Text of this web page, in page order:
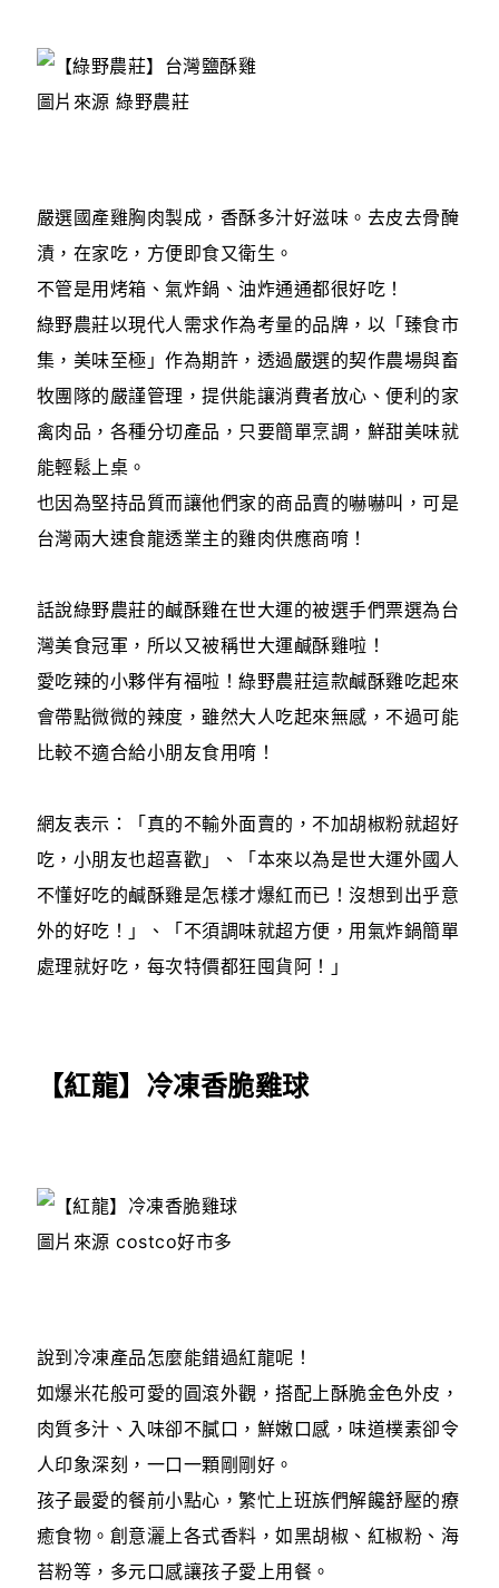
圖片來源 綠野農莊
嚴選國產雞胸肉製成，香酥多汁好滋味。去皮去骨醃
漬，在家吃，方便即食又衛生。
不管是用烤箱、氣炸鍋、油炸通通都很好吃！
綠野農莊以現代人需求作為考量的品牌，以「臻食市
集，美味至極」作為期許，透過嚴選的契作農場與畜
牧團隊的嚴謹管理，提供能讓消費者放心、便利的家
禽肉品，各種分切產品，只要簡單烹調，鮮甜美味就
能輕鬆上桌。
也因為堅持品質而讓他們家的商品賣的嚇嚇叫，可是
台灣兩大速食龍透業主的雞肉供應商唷！
話說綠野農莊的鹹酥雞在世大運的被選手們票選為台
灣美食冠軍，所以又被稱世大運鹹酥雞啦！
愛吃辣的小夥伴有福啦！綠野農莊這款鹹酥雞吃起來
會帶點微微的辣度，雖然大人吃起來無感，不過可能
比較不適合給小朋友食用唷！
網友表示：「真的不輸外面賣的，不加胡椒粉就超好
吃，小朋友也超喜歡」、「本來以為是世大運外國人
不懂好吃的鹹酥雞是怎樣才爆紅而已！沒想到出乎意
外的好吃！」、「不須調味就超方便，用氣炸鍋簡單
處理就好吃，每次特價都狂囤貨阿！」
【紅龍】冷凍香脆雞球
圖片來源 costco好市多
說到冷凍產品怎麼能錯過紅龍呢！
如爆米花般可愛的圓滾外觀，搭配上酥脆金色外皮，
肉質多汁、入味卻不膩口，鮮嫩口感，味道樸素卻令
人印象深刻，一口一顆剛剛好。
孩子最愛的餐前小點心，繁忙上班族們解饞舒壓的療
癒食物。創意灑上各式香料，如黑胡椒、紅椒粉、海
苔粉等，多元口感讓孩子愛上用餐。